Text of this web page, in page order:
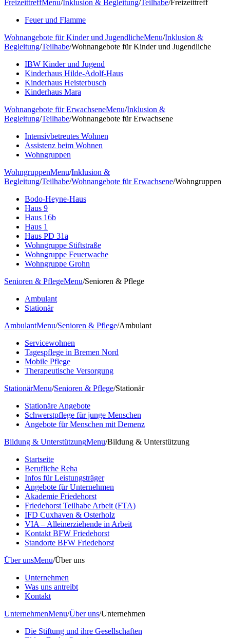
FreizeittreffMenu/Inklusion & Begleitung/Teilhabe/Freizeittreff
Feuer und Flamme
Wohnangebote für Kinder und JugendlicheMenu/Inklusion &
Begleitung/Teilhabe/Wohnangebote für Kinder und Jugendliche
IBW Kinder und Jugend
Kinderhaus Hilde-Adolf-Haus
Kinderhaus Heisterbusch
Kinderhaus Mara
Wohnangebote für ErwachseneMenu/Inklusion &
Begleitung/Teilhabe/Wohnangebote für Erwachsene
Intensivbetreutes Wohnen
Assistenz beim Wohnen
Wohngruppen
WohngruppenMenu/Inklusion &
Begleitung/Teilhabe/Wohnangebote für Erwachsene/Wohngruppen
Bodo-Heyne-Haus
Haus 9
Haus 16b
Haus 1
Haus PD 31a
Wohngruppe Stiftstraße
Wohngruppe Feuerwache
Wohngruppe Grohn
Senioren & PflegeMenu/Senioren & Pflege
Ambulant
Stationär
AmbulantMenu/Senioren & Pflege/Ambulant
Servicewohnen
Tagespflege in Bremen Nord
Mobile Pflege
Therapeutische Versorgung
StationärMenu/Senioren & Pflege/Stationär
Stationäre Angebote
Schwerstpflege für junge Menschen
Angebote für Menschen mit Demenz
Bildung & UnterstützungMenu/Bildung & Unterstützung
Startseite
Berufliche Reha
Infos für Leistungsträger
Angebote für Unternehmen
Akademie Friedehorst
Friedehorst Teilhabe Arbeit (FTA)
IFD Cuxhaven & Osterholz
VIA – Alleinerziehende in Arbeit
Kontakt BFW Friedehorst
Standorte BFW Friedehorst
Über unsMenu/Über uns
Unternehmen
Was uns antreibt
Kontakt
UnternehmenMenu/Über uns/Unternehmen
Die Stiftung und ihre Gesellschaften